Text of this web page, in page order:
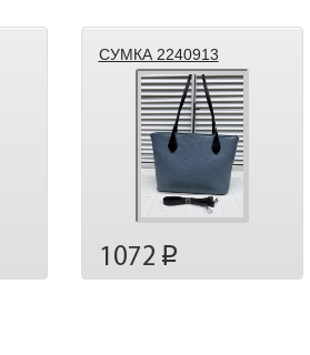
СУМКА 2240913
1072 p